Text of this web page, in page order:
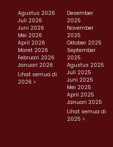
Agustus 2026
Juli 2026
Juni 2026
Mei 2026
April 2026
Maret 2026
Februari 2026
Januari 2026
Lihat semua di
2026 >
Desember
2025
November
2025
Oktober 2025
September
2025
Agustus 2025
Juli 2025
Juni 2025
Mei 2025
April 2025
Januari 2025
Lihat semua di
2025 >